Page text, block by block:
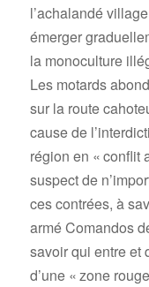
l’achalandé
émerger
la monoculture
Les motards
sur la route
cause de
région en « conflit
suspect de
ces contrées, à
armé Comandos
savoir qui entre et
d’une « zone